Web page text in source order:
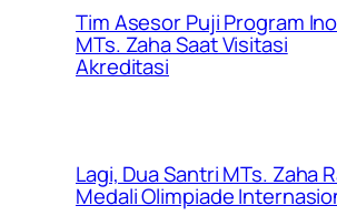
Tim Asesor Puji Program
MTs. Zaha Saat Visitasi
Akreditasi
Lagi, Dua Santri MTs. Zaha
Medali Olimpiade